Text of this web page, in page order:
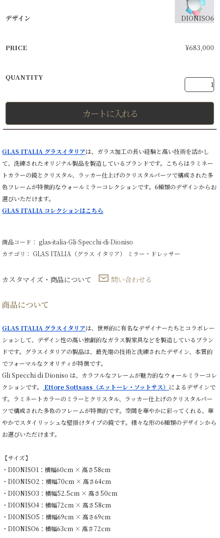
DIONISO6
¥683,000
カートに入れる
GLAS ITALIA グラスイタリアは、ガラス加工の長い経験と高い技術を活かし
て、洗練されたオリジナル製品を製造しているブランドです。こちらはラミネー
トカラーの鏡とクリスタル、ラッカー仕上げのクリスタルパーツで構成された多
色フレームが特徴的なウォールミラーコレクションです。6種類のデザインからお
選びいただけます。
GLAS ITALIA コレクションはこちら
商品コード： glas-italia-Gli-Specchi-di-Dioniso
カテゴリ： GLAS ITALIA（グラス イタリア） ミラー・ドレッサー
カスタマイズ・商品について 問い合わせる
商品について
GLAS ITALIA グラスイタリアは、世界的に有名なデザイナーたちとコラボレー
ションして、デザイン性の高い独創的なガラス製家具などを製造しているブラン
ドです。グラスイタリアの製品は、最先端の技術と洗練されたデザイン、本質的
でフォーマルなクオリティが特徴です。
Gli Specchi di Dioniso は、カラフルなフレームが魅力的なウォールミラーコレ
クションです。
Ettore Sottsass（エットーレ・ソットサス） によるデザインで
す。ラミネートカラーのミラーとクリスタル、ラッカー仕上げのクリスタルパー
ツで構成された多色のフレームが特徴的です。空間を華やかに彩ってくれる、華
やかでスタイリッシュな壁掛けタイプの鏡です。様々な形の6種類のデザインから
お選びいただけます。
【サイズ】
・DIONISO1：横幅60cm × 高さ58cm
・DIONISO2：横幅70cm × 高さ64cm
・DIONISO3：横幅52.5cm × 高さ50cm
・DIONISO4：横幅72cm × 高さ58cm
・DIONISO5：横幅69cm × 高さ69cm
・DIONISO6：横幅63cm × 高さ72cm